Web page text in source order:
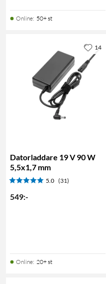
Online: 50+ st
Datorladdare 19 V 90 W
5,5x1,7 mm
5.0 (31)
549:-
Online: 20+ st
14